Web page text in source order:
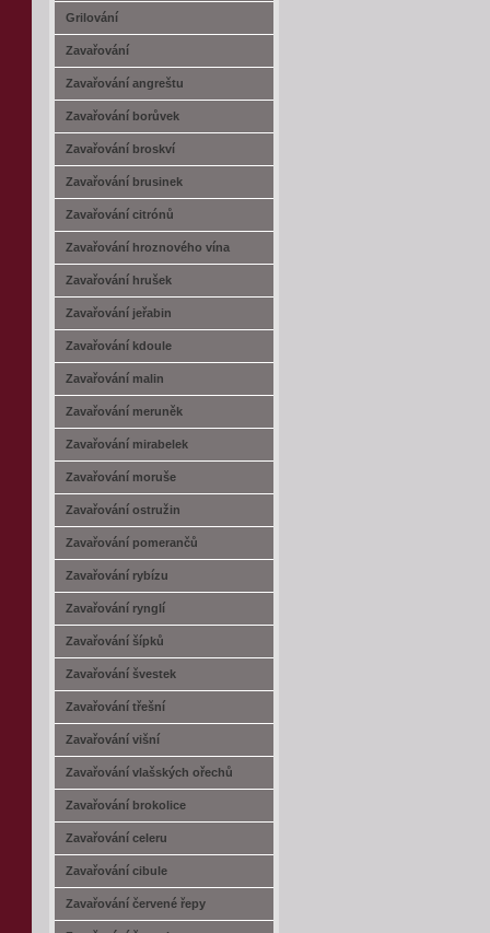
Grilování
Zavařování
Zavařování angreštu
Zavařování borůvek
Zavařování broskví
Zavařování brusinek
Zavařování citrónů
Zavařování hroznového vína
Zavařování hrušek
Zavařování jeřabin
Zavařování kdoule
Zavařování malin
Zavařování meruněk
Zavařování mirabelek
Zavařování moruše
Zavařování ostružin
Zavařování pomerančů
Zavařování rybízu
Zavařování rynglí
Zavařování šípků
Zavařování švestek
Zavařování třešní
Zavařování višní
Zavařování vlašských ořechů
Zavařování brokolice
Zavařování celeru
Zavařování cibule
Zavařování červené řepy